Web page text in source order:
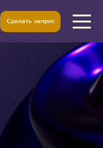
Сделать запрос